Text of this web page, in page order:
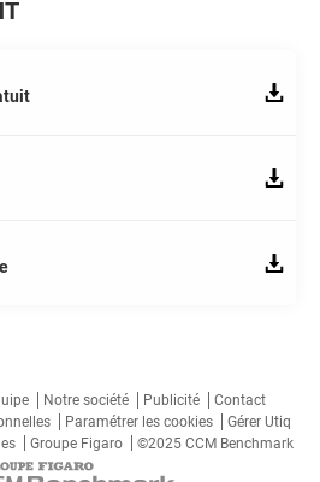
Notre société Publicité
Contact
Paramétrer les cookies
Gérer Utiq
Groupe Figaro ©2025 CCM Benchmark